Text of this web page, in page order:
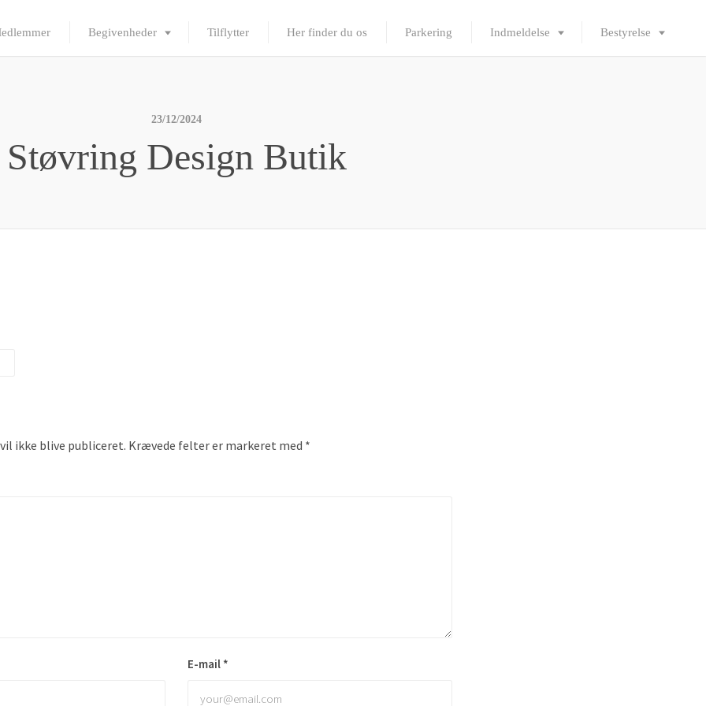
Begivenheder Tilflytter Her finder du os Parkering Indmeldelse Bestyrelse
23/12/2024
Støvring Design Butik
ikke blive publiceret. Krævede felter er markeret med *
E-mail *